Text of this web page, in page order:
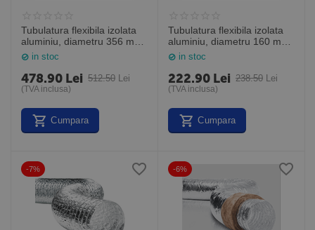
Tubulatura flexibila izolata
aluminiu, diametru 356 mm,
cutie de 10 m
in stoc
512.50 Lei
478.90 Lei
(TVA inclusa)
Cumpara
Tubulatura flexibila izolata
aluminiu, diametru 160 mm,
cutie de 10 m
in stoc
238.50 Lei
222.90 Lei
(TVA inclusa)
Cumpara
-7% -6%